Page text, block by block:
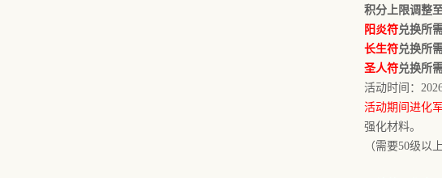
积分上限调整
阳炎符兑换所
长生符兑换所
圣人符兑换所
活动时间： 202
活动期间进化
强化材料。
（需要50级以